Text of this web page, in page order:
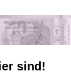
sind!